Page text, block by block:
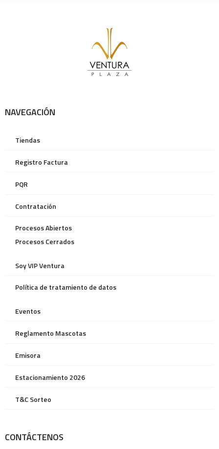
NAVEGACIÓN
Tiendas
Registro Factura
PQR
Contratación
Procesos Abiertos
Procesos Cerrados
Soy VIP Ventura
Política de tratamiento de datos
Eventos
Reglamento Mascotas
Emisora
Estacionamiento 2026
T&C Sorteo
CONTÁCTENOS